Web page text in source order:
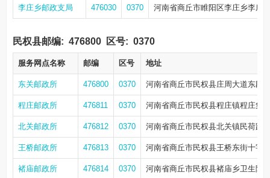
李庄乡邮政支局 476030 0370 河南省商丘市睢阳区李庄乡李庄
民权县邮编: 476800 区号: 0370
服务网点名称 邮编 区号 地址
东关邮政所 476800 0370 河南省商丘市民权县庄周大道东段
程庄邮政所 476811 0370 河南省商丘市民权县程庄镇程庄集
北关邮政所 476812 0370 河南省商丘市民权县北关镇民荷路
王桥邮政所 476813 0370 河南省商丘市民权县王桥东街十字
褚庙邮政所 476814 0370 河南省商丘市民权县褚庙乡卫生院